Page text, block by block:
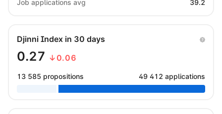
Job applications avg
39.2
Djinni Index in 30 days
0.27 ↓0.06
13 585 propositions 49 412 applications